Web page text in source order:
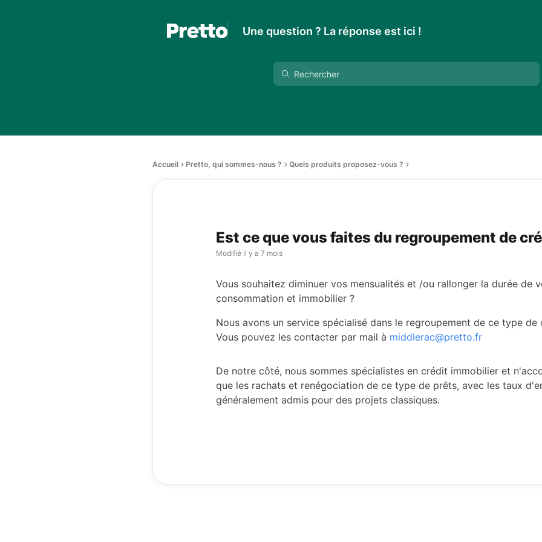
Une question ? La réponse est ici !
Accueil Pretto, qui sommes-nous ? Quels produits proposez-vous ?
Est ce que vous faites du regroupement de
Modifié il y a 7 mois
Vous souhaitez diminuer vos mensualités et /ou rallonger la durée de
consommation et immobilier ?
Nous avons un service spécialisé dans le regroupement de ce type de
Vous pouvez les contacter par mail à middlerac@pretto.fr
De notre côté, nous sommes spécialistes en crédit immobilier et
que les rachats et renégociation de ce type de prêts, avec les taux
généralement admis pour des projets classiques.